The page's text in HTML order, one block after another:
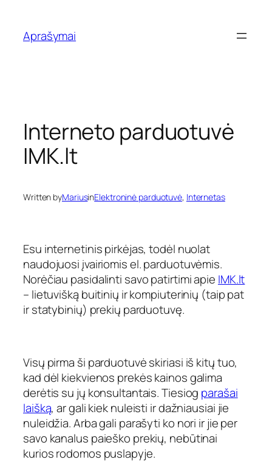
turinio
Aprašymai
Interneto parduotuvė
IMK.lt
Written byMariusinElektroninė parduotuvė, Internetas
Esu internetinis pirkėjas, todėl nuolat
naudojuosi įvairiomis el. parduotuvėmis.
Norėčiau pasidalinti savo patirtimi apie IMK.lt
– lietuvišką buitinių ir kompiuterinių (taip pat
ir statybinių) prekių parduotuvę.
Visų pirma ši parduotuvė skiriasi iš kitų tuo,
kad dėl kiekvienos prekės kainos galima
derėtis su jų konsultantais. Tiesiog parašai
laišką, ar gali kiek nuleisti ir dažniausiai jie
nuleidžia. Arba gali parašyti ko nori ir jie per
savo kanalus paieško prekių, nebūtinai
kurios rodomos puslapyje.